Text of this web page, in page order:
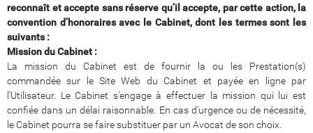
reconnaît et accepte sans réserve qu’il accepte, par cette action, la
convention d’honoraires avec le Cabinet, dont les termes sont les
suivants :
Mission du Cabinet :
La mission du Cabinet est de fournir la ou les Prestation(s)
commandée sur le Site Web du Cabinet et payée en ligne par
l’Utilisateur. Le Cabinet s’engage à effectuer la mission qui lui est
confiée dans un délai raisonnable. En cas d’urgence ou de nécessité,
le Cabinet pourra se faire substituer par un Avocat de son choix.